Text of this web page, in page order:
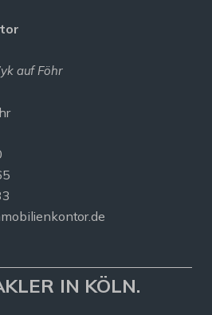
auf Föhr
IN KÖLN.